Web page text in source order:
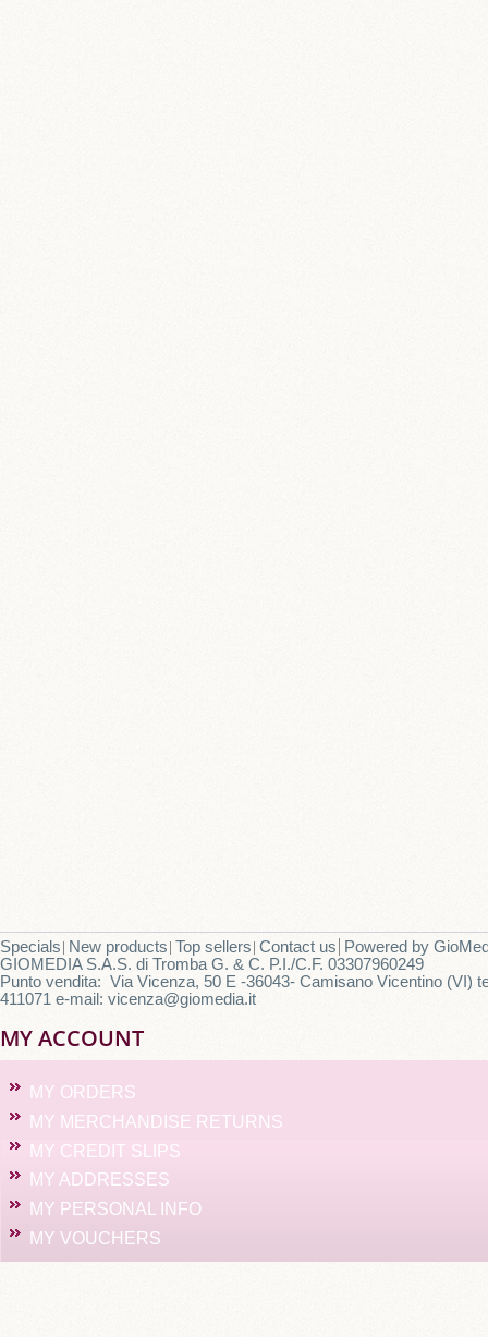
Specials New products Top sellers Contact us Powered by
GIOMEDIA S.A.S. di Tromba G. & C. P.I./C.F. 03307960249
Punto vendita: Via Vicenza, 50 E -36043- Camisano Vicentino (VI)
411071 e-mail: vicenza@giomedia.it
MY ACCOUNT
MY ORDERS
MY MERCHANDISE RETURNS
MY CREDIT SLIPS
MY ADDRESSES
MY PERSONAL INFO
MY VOUCHERS